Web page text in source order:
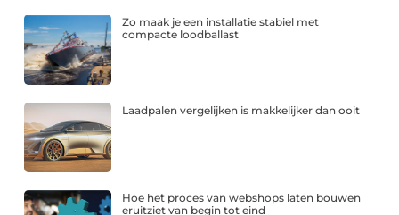
Zo maak je een installatie stabiel met
compacte loodballast
Laadpalen vergelijken is makkelijker dan ooit
Hoe het proces van webshops laten bouwen
eruitziet van begin tot eind